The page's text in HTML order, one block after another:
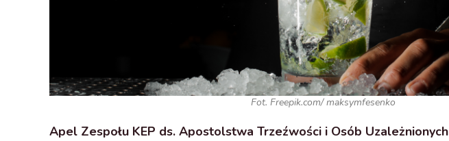
Fot. Freepik.com/ maksymfesenko
Apel Zespołu KEP ds. Apostolstwa Trzeźwości i Osób Uzależnionych